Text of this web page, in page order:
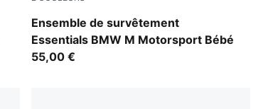
Ensemble de survêtement
Essentials BMW M Motorsport Bébé
Pro Blue-M Color AOP
55,00 €